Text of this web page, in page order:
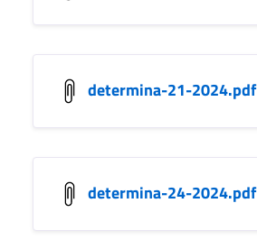
determina-21-2024.pdf
determina-24-2024.pdf